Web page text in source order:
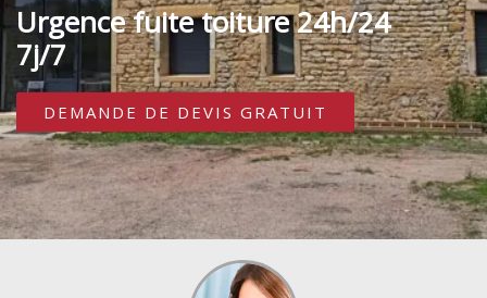
Urgence fuite toiture 24h/24
7j/7
DEMANDE DE DEVIS GRATUIT